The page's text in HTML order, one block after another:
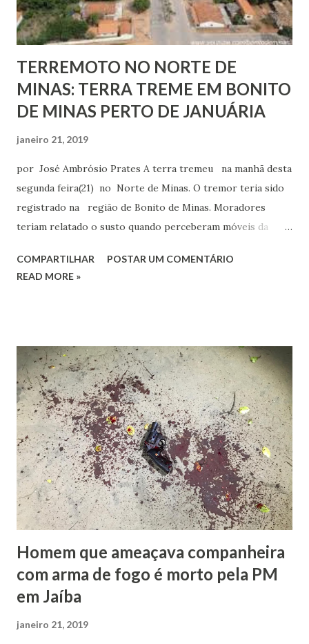
TERREMOTO NO NORTE DE
MINAS: TERRA TREME EM BONITO
DE MINAS PERTO DE JANUÁRIA
janeiro 21, 2019
por José Ambrósio Prates A terra tremeu na manhã desta
segunda feira(21) no Norte de Minas. O tremor teria sido
registrado na região de Bonito de Minas. Moradores
teriam relatado o susto quando perceberam móveis da
informações sobre a intensidade do tremor e também
COMPARTILHAR
POSTAR UM COMENTÁRIO
READ MORE »
Homem que ameaçava companheira
com arma de fogo é morto pela PM
em Jaíba
janeiro 21, 2019